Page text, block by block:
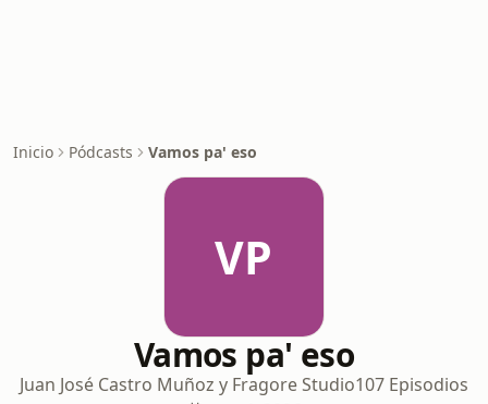
Inicio Pódcasts Vamos pa' eso
VP
Vamos pa' eso
Juan José Castro Muñoz y Fragore Studio107 Episodios